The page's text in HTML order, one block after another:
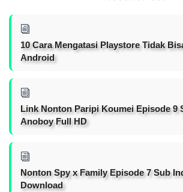
10 Cara Mengatasi Playstore Tidak
Android
Link Nonton Paripi Koumei Episode 9
Anoboy Full HD
Nonton Spy x Family Episode 7 Sub
Download